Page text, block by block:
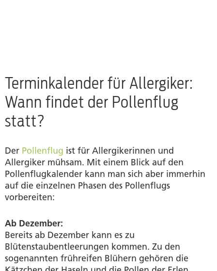
Terminkalender für Allergiker:
Wann findet der Pollenflug
statt?
Der Pollenflug ist für Allergikerinnen und
Allergiker mühsam. Mit einem Blick auf den
Pollenflugkalender kann man sich aber immerhin
auf die einzelnen Phasen des Pollenflugs
vorbereiten:
Ab Dezember:
Bereits ab Dezember kann es zu
Blütenstaubentleerungen kommen. Zu den
sogenannten frühreifen Blühern gehören die